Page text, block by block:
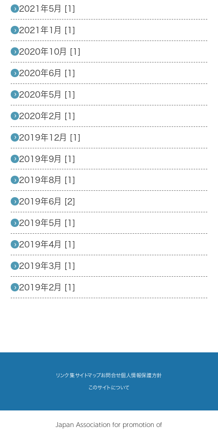
2021年5月 [1]
2021年1月 [1]
2020年10月 [1]
2020年6月 [1]
2020年5月 [1]
2020年2月 [1]
2019年12月 [1]
2019年9月 [1]
2019年8月 [1]
2019年6月 [2]
2019年5月 [1]
2019年4月 [1]
2019年3月 [1]
2019年2月 [1]
リンク集サイトマップお問合せ個人情報保護方針
このサイトについて
Japan Association for promotion of